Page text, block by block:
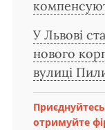
У Львові
нового
вулиці
отримуйте